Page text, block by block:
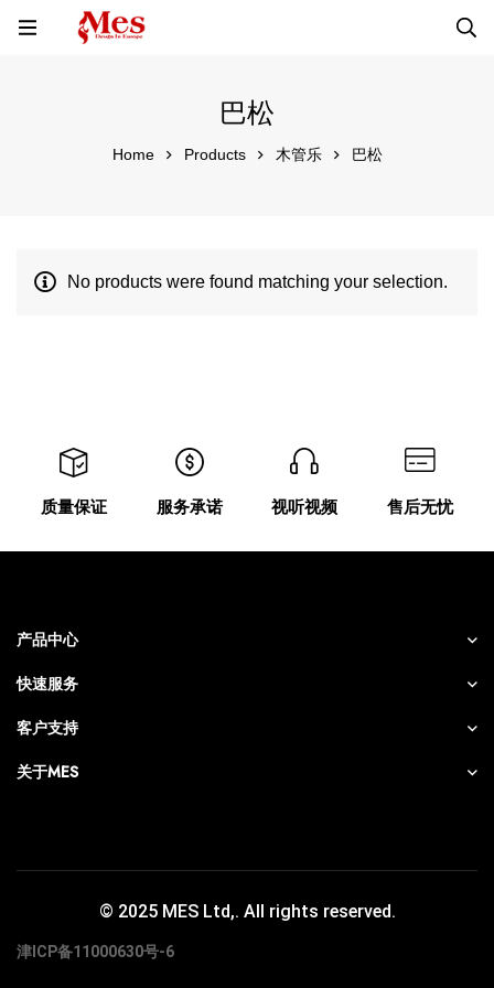
巴松
Home Products 木管乐 巴松
No products were found matching your selection.
质量保证 服务承诺 视听视频 售后无忧
产品中心
快速服务
客户支持
关于MES
© 2025 MES Ltd,. All rights reserved.
津ICP备11000630号-6